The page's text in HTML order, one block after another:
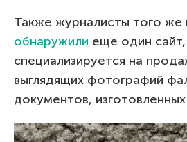
Также журналисты того же
обнаружили еще один
специализируется на
выглядящих фотографий
документов,